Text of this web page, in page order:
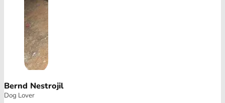
Bernd Nestrojil
Dog Lover